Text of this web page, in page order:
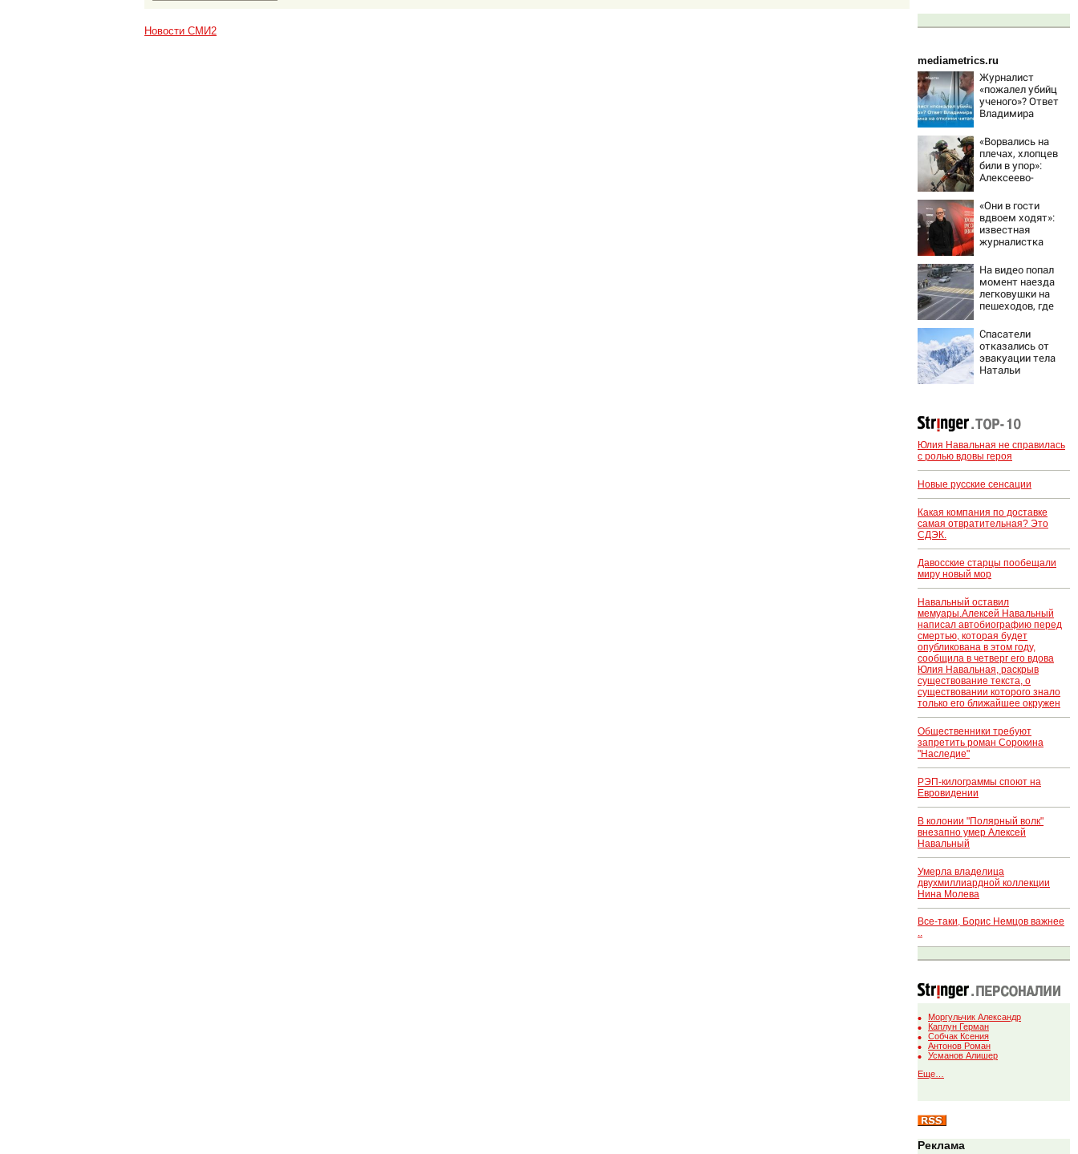
Новости СМИ2
mediametrics.ru
Журналист
«пожалел убийц
ученого»? Ответ
Владимира
отклики
читателей
«Ворвались на
плечах, хлопцев
били в упор»:
Алексеево-
могильником для
«птах Мадьяра»
«Они в гости
вдвоем ходят»:
известная
журналистка
роман
Бондарчука и
Исаковой
На видео попал
момент наезда
легковушки на
пешеходов, где
минимум восемь
человек
06/08/2026 –
Новости
Спасатели
отказались от
эвакуации тела
Натальи
Юлия Навальная не справилась
с ролью вдовы героя
Новые русские сенсации
Какая компания по доставке
самая отвратительная? Это
СДЭК.
Давосские старцы пообещали
миру новый мор
Навальный оставил
мемуары.Алексей Навальный
написал автобиографию перед
смертью, которая будет
опубликована в этом году,
сообщила в четверг его вдова
Юлия Навальная, раскрыв
существование текста, о
существовании которого знало
только его ближайшее окружен
Общественники требуют
запретить роман Сорокина
"Наследие"
РЭП-килограммы споют на
Евровидении
В колонии "Полярный волк"
внезапно умер Алексей
Навальный
Умерла владелица
двухмиллиардной коллекции
Нина Молева
Все-таки, Борис Немцов важнее
..
Моргульчик Александр
Каплун Герман
Собчак Ксения
Антонов Роман
Усманов Алишер
Еще…
Реклама